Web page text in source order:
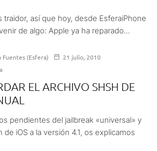
traidor, así que hoy, desde EsferaiPhone
de algo: Apple ya ha reparado...
Fuentes (Esfera)
21 julio, 2010
EL ARCHIVO SHSH DE
pendientes del jailbreak «universal» y
de iOS a la versión 4.1, os explicamos